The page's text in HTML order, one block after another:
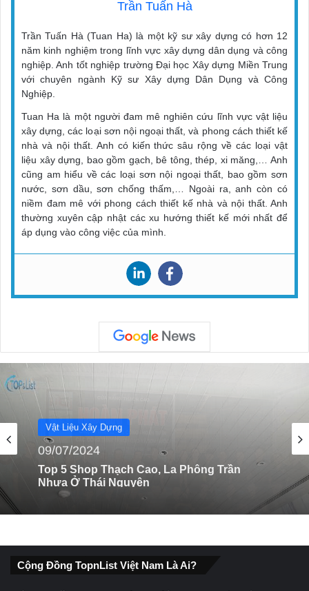
Trần Tuấn Hà
Trần Tuấn Hà (Tuan Ha) là một kỹ sư xây dựng có hơn 12
năm kinh nghiệm trong lĩnh vực xây dựng dân dụng và công
nghiệp. Anh tốt nghiệp trường Đại học Xây dựng Miền Trung
với chuyên ngành Kỹ sư Xây dựng Dân Dụng và Công
Nghiệp.
Tuan Ha là một người đam mê nghiên cứu lĩnh vực vật liệu
xây dựng, các loại sơn nội ngoại thất, và phong cách thiết kế
nhà và nội thất. Anh có kiến thức sâu rộng về các loại vật
liệu xây dựng, bao gồm gạch, bê tông, thép, xi măng,… Anh
cũng am hiểu về các loại sơn nội ngoại thất, bao gồm sơn
nước, sơn dầu, sơn chống thấm,… Ngoài ra, anh còn có
niềm đam mê với phong cách thiết kế nhà và nội thất. Anh
thường xuyên cập nhật các xu hướng thiết kế mới nhất để
áp dụng vào công việc của mình.
Vật Liệu Xây Dựng
09/07/2024
Top 5 Shop Thạch Cao, La Phông Trần
Vật Liệu Xây Dựng
29/01/2024
Top 5 cửa hàng tấm thạch cao, la phông
trần nhựa Lâm Đồng uy tín
Cộng Đồng TopnList Việt Nam Là Ai?